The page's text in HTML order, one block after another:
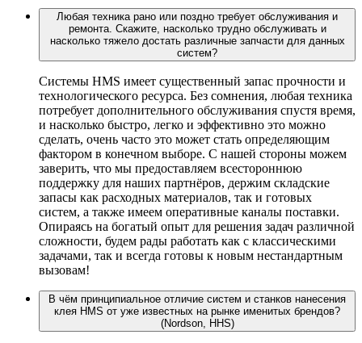
Любая техника рано или поздно требует обслуживания и
ремонта. Скажите, насколько трудно обслуживать и
насколько тяжело достать различные запчасти для данных
систем?
Системы HMS имеет существенный запас прочности и
технологического ресурса. Без сомнения, любая техника
потребует дополнительного обслуживания спустя время,
и насколько быстро, легко и эффективно это можно
сделать, очень часто это может стать определяющим
фактором в конечном выборе. С нашей стороны можем
заверить, что мы предоставляем всестороннюю
поддержку для наших партнёров, держим складские
запасы как расходных материалов, так и готовых
систем, а также имеем оперативные каналы поставки.
Опираясь на богатый опыт для решения задач различной
сложности, будем рады работать как с классическими
задачами, так и всегда готовы к новым нестандартным
вызовам!
В чём принципиальное отличие систем и станков нанесения
клея HMS от уже известных на рынке именитых брендов?
(Nordson, HHS)